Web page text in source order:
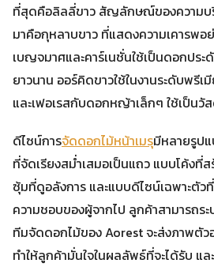
ที่สุดคือลิลลี่ขาว สัญลักษณ์ของความบ
มาคือกุหลาบขาว ที่แสดงความเคารพอ
เบญจมาศและคาร์เนชั่นใช้เป็นดอกปร
ยาวนาน ออร์คิดขาวใช้ในงานระดับพรี
และเฟอเรสกับดอกหญ้าเล็กๆ ใช้เป็นวั
ดีไซน์การจัดดอกไม้หน้าเมรุมีหลายรูป
ที่จัดเรียงสม่ำเสมอเป็นแถว แบบโค้งที่
ซุ้มที่ดูอลังการ และแบบดีไซน์เฉพาะตั
ความชอบของผู้จากไป ลูกค้าสามารถร
ทีมจัดดอกไม้ของ Aorest จะส่งภาพตัว
ทำให้ลูกค้ามั่นใจในผลลัพธ์ที่จะได้รับ แ